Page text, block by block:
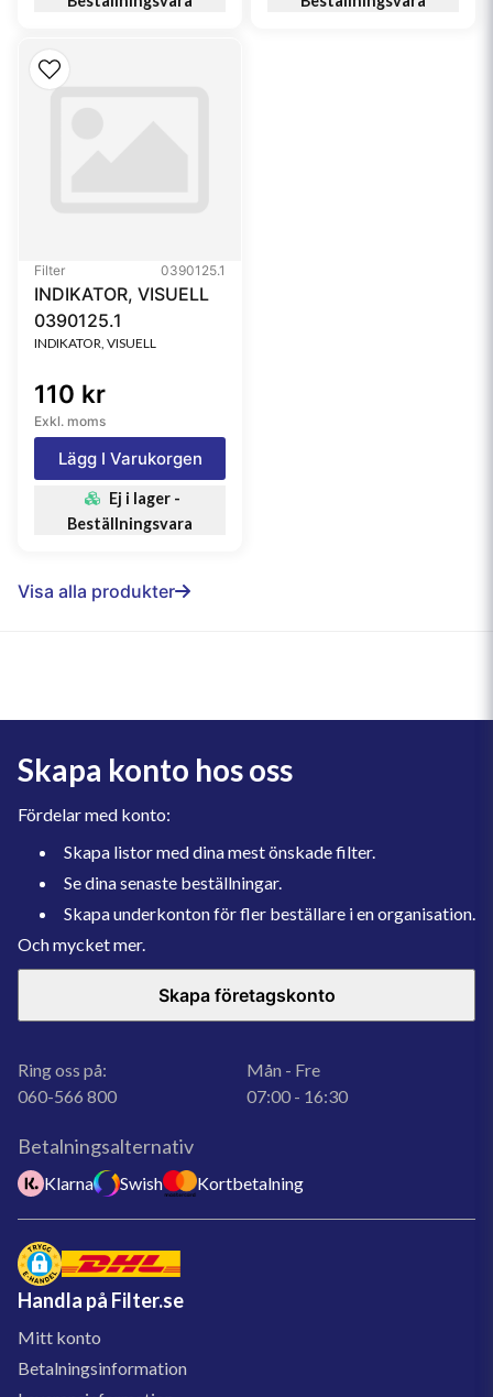
Filter 0390125.1
INDIKATOR, VISUELL
0390125.1
INDIKATOR, VISUELL
110 kr
Exkl. moms
Lägg I Varukorgen
Ej i lager -
Beställningsvara
Visa alla produkter
Skapa konto hos oss
Fördelar med konto:
Skapa listor med dina mest önskade filter.
Se dina senaste beställningar.
Skapa underkonton för fler beställare i en organisation.
Och mycket mer.
Skapa företagskonto
Ring oss på:
060-566 800
Mån - Fre
07:00 - 16:30
Betalningsalternativ
Klarna Swish Kortbetalning
Handla på Filter.se
Mitt konto
Betalningsinformation